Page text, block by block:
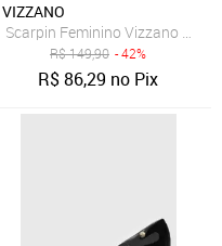
VIZZANO
Scarpin Feminino Vizzano Salto
R$149,90 - 42%
R$86,29 no Pix